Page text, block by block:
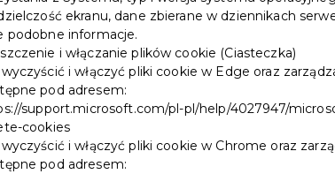
ekranu, dane zbierane w dziennikach
podobne informacje.
i włączanie plików cookie (Ciasteczka)
i włączyć pliki cookie w Edge oraz
pod adresem:
support.microsoft.com/pl-pl/help/4027947/
cookies
i włączyć pliki cookie w Chrome oraz
pod adresem: